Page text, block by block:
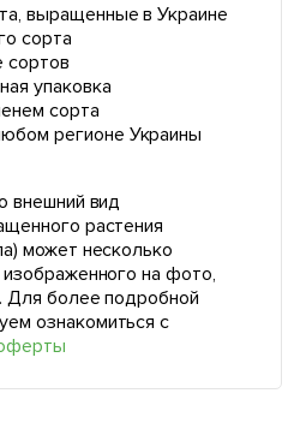
выращенные в Украине
сорта
сортов
упаковка
сорта
регионе Украины
внешний вид
растения
может несколько
на фото,
Для более подробной
ознакомиться с